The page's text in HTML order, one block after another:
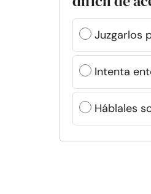
Juzgarlos
Intenta
Háblales